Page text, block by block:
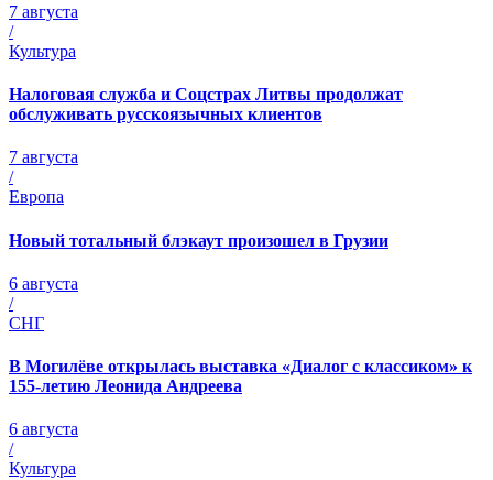
7 августа
/
Культура
Налоговая служба и Соцстрах Литвы продолжат
обслуживать русскоязычных клиентов
7 августа
/
Европа
Новый тотальный блэкаут произошел в Грузии
6 августа
/
СНГ
В Могилёве открылась выставка «Диалог с классиком» к
155-летию Леонида Андреева
6 августа
/
Культура